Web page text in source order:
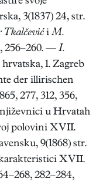
3(1837) 24, str.
Tkalčević iM.
256–260. — I.
1. Zagreb
der illirischen
277, 312, 356,
u Hrvatah
polovini XVII.
9(1868) str.
XVII.
282–284,